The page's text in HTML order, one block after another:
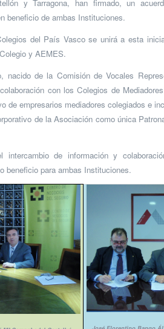
y Tarragona, han firmado, un
beneficio de ambas Instituciones.
del País Vasco se unirá a esta
y AEMES.
nacido de la Comisión de Vocales
con los Colegios de
de empresarios mediadores colegiados e
de la Asociación como única
intercambio de información y
beneficio para ambas Instituciones.